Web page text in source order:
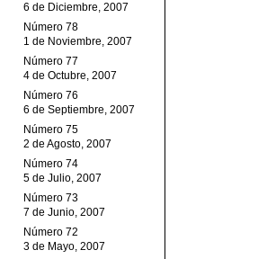
6 de Diciembre, 2007
Número 78
1 de Noviembre, 2007
Número 77
4 de Octubre, 2007
Número 76
6 de Septiembre, 2007
Número 75
2 de Agosto, 2007
Número 74
5 de Julio, 2007
Número 73
7 de Junio, 2007
Número 72
3 de Mayo, 2007